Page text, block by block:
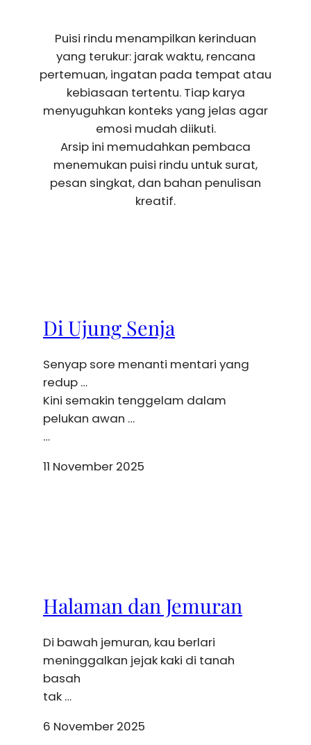
Puisi rindu menampilkan kerinduan
yang terukur: jarak waktu, rencana
pertemuan, ingatan pada tempat atau
kebiasaan tertentu. Tiap karya
menyuguhkan konteks yang jelas agar
emosi mudah diikuti.
Arsip ini memudahkan pembaca
menemukan puisi rindu untuk surat,
pesan singkat, dan bahan penulisan
kreatif.
Di Ujung Senja
Senyap sore menanti mentari yang
redup …
Kini semakin tenggelam dalam
pelukan awan …
…
11 November 2025
Halaman dan Jemuran
Di bawah jemuran, kau berlari
meninggalkan jejak kaki di tanah
basah
tak …
6 November 2025